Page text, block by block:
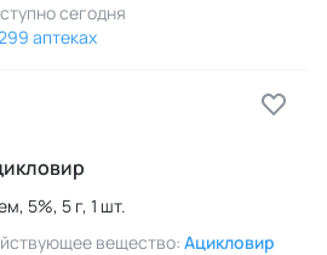
сегодня
аптеках
5%, 5 г, 1 шт.
вещество: Ацикловир